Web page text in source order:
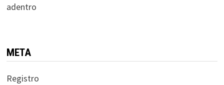
adentro
META
Registro